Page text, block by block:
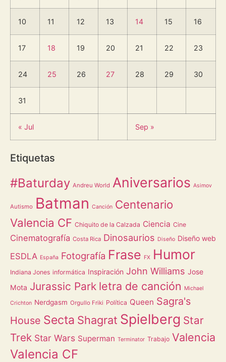
10 11 12 13 14 15 16
17 18 19 20 21 22 23
24 25 26 27 28 29 30
31
« Jul Sep »
Etiquetas
#Baturday Andreu World Aniversarios Asimov
Autismo Batman Canción Centenario
Valencia CF Chiquito de la Calzada Ciencia Cine
Cinematografía Costa Rica Dinosaurios Diseño Diseño web
ESDLA España Fotografía Frase FX Humor
Indiana Jones informática Inspiración John Williams Jose
Mota Jurassic Park letra de canción Michael
Crichton Nerdgasm Orgullo Friki Política Queen Sagra's
House Secta Shagrat Spielberg Star
Trek Star Wars Superman Terminator Trabajo Valencia
Valencia CF